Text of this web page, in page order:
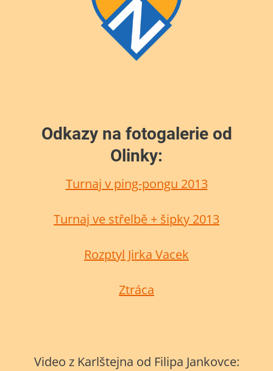
Odkazy na fotogalerie od
Olinky:
Turnaj v ping-pongu 2013
Turnaj ve střelbě + šipky 2013
Rozptyl Jirka Vacek
Ztráca
Video z Karlštejna od Filipa Jankovce: